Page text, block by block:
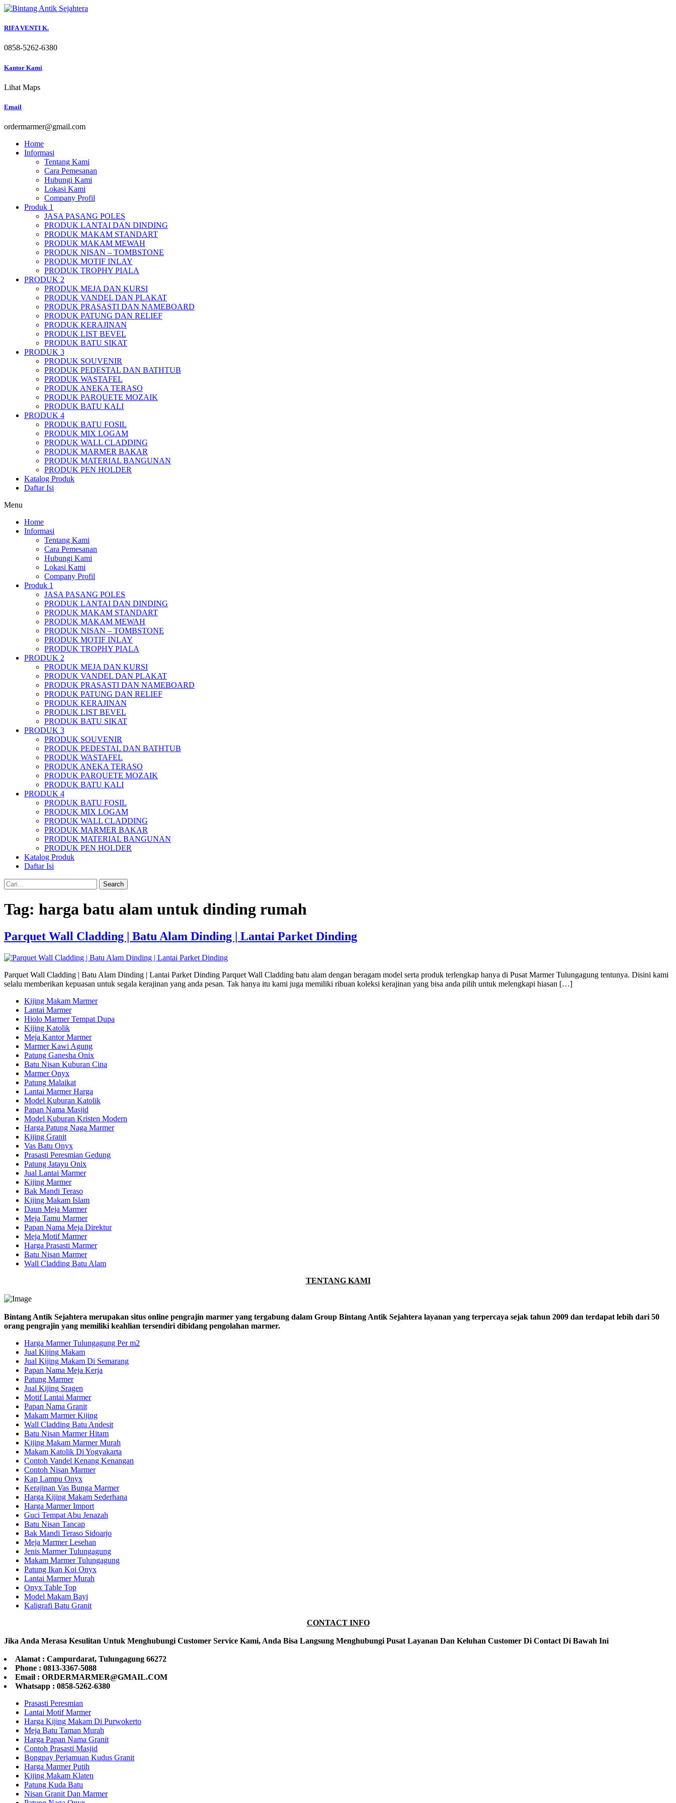
Skip
content
RIFA VENTI K.
0858-5262-6380
Kantor Kami
Lihat Maps
Email
ordermarmer@gmail.com
Home
Informasi
Tentang Kami
Cara Pemesanan
Hubungi Kami
Lokasi Kami
Company Profil
Produk 1
JASA PASANG POLES
PRODUK LANTAI DAN DINDING
PRODUK MAKAM STANDART
PRODUK MAKAM MEWAH
PRODUK NISAN – TOMBSTONE
PRODUK MOTIF INLAY
PRODUK TROPHY PIALA
PRODUK 2
PRODUK MEJA DAN KURSI
PRODUK VANDEL DAN PLAKAT
PRODUK PRASASTI DAN NAMEBOARD
PRODUK PATUNG DAN RELIEF
PRODUK KERAJINAN
PRODUK LIST BEVEL
PRODUK BATU SIKAT
PRODUK 3
PRODUK SOUVENIR
PRODUK PEDESTAL DAN BATHTUB
PRODUK WASTAFEL
PRODUK ANEKA TERASO
PRODUK PARQUETE MOZAIK
PRODUK BATU KALI
PRODUK 4
PRODUK BATU FOSIL
PRODUK MIX LOGAM
PRODUK WALL CLADDING
PRODUK MARMER BAKAR
PRODUK MATERIAL BANGUNAN
PRODUK PEN HOLDER
Katalog Produk
Daftar Isi
Menu
Home
Informasi
Tentang Kami
Cara Pemesanan
Hubungi Kami
Lokasi Kami
Company Profil
Produk 1
JASA PASANG POLES
PRODUK LANTAI DAN DINDING
PRODUK MAKAM STANDART
PRODUK MAKAM MEWAH
PRODUK NISAN – TOMBSTONE
PRODUK MOTIF INLAY
PRODUK TROPHY PIALA
PRODUK 2
PRODUK MEJA DAN KURSI
PRODUK VANDEL DAN PLAKAT
PRODUK PRASASTI DAN NAMEBOARD
PRODUK PATUNG DAN RELIEF
PRODUK KERAJINAN
PRODUK LIST BEVEL
PRODUK BATU SIKAT
PRODUK 3
PRODUK SOUVENIR
PRODUK PEDESTAL DAN BATHTUB
PRODUK WASTAFEL
PRODUK ANEKA TERASO
PRODUK PARQUETE MOZAIK
PRODUK BATU KALI
PRODUK 4
PRODUK BATU FOSIL
PRODUK MIX LOGAM
PRODUK WALL CLADDING
PRODUK MARMER BAKAR
PRODUK MATERIAL BANGUNAN
PRODUK PEN HOLDER
Katalog Produk
Daftar Isi
Search
Tag: harga batu alam untuk dinding rumah
Parquet Wall Cladding | Batu Alam Dinding | Lantai Parket Dinding
Parquet Wall Cladding | Batu Alam Dinding | Lantai Parket Dinding Parquet Wall Cladding batu alam dengan beragam model serta produk terlengkap hanya di Pusat Marmer Tulungagung tentunya. Disini kami
selalu memberikan kepuasan untuk segala kerajinan yang anda pesan. Tak hanya itu kami juga memiliki ribuan koleksi kerajinan yang bisa anda pilih untuk melengkapi hiasan […]
Kijing Makam Marmer
Lantai Marmer
Hiolo Marmer Tempat Dupa
Kijing Katolik
Meja Kantor Marmer
Marmer Kawi Agung
Patung Ganesha Onix
Batu Nisan Kuburan Cina
Marmer Onyx
Patung Malaikat
Lantai Marmer Harga
Model Kuburan Katolik
Papan Nama Masjid
Model Kuburan Kristen Modern
Harga Patung Naga Marmer
Kijing Granit
Vas Batu Onyx
Prasasti Peresmian Gedung
Patung Jatayu Onix
Jual Lantai Marmer
Kijing Marmer
Bak Mandi Teraso
Kijing Makam Islam
Daun Meja Marmer
Meja Tamu Marmer
Papan Nama Meja Direktur
Meja Motif Marmer
Harga Prasasti Marmer
Batu Nisan Marmer
Wall Cladding Batu Alam
TENTANG KAMI
Bintang Antik Sejahtera merupakan situs online pengrajin marmer yang tergabung dalam Group Bintang Antik Sejahtera layanan yang terpercaya sejak tahun 2009 dan terdapat lebih dari 50
orang pengrajin yang memiliki keahlian tersendiri dibidang pengolahan marmer.
Harga Marmer Tulungagung Per m2
Jual Kijing Makam
Jual Kijing Makam Di Semarang
Papan Nama Meja Kerja
Patung Marmer
Jual Kijing Sragen
Motif Lantai Marmer
Papan Nama Granit
Makam Marmer Kijing
Wall Cladding Batu Andesit
Batu Nisan Marmer Hitam
Kijing Makam Marmer Murah
Makam Katolik Di Yogyakarta
Contoh Vandel Kenang Kenangan
Contoh Nisan Marmer
Kap Lampu Onyx
Kerajinan Vas Bunga Marmer
Harga Kijing Makam Sederhana
Harga Marmer Import
Guci Tempat Abu Jenazah
Batu Nisan Tancap
Bak Mandi Teraso Sidoarjo
Meja Marmer Lesehan
Jenis Marmer Tulungagung
Makam Marmer Tulungagung
Patung Ikan Koi Onyx
Lantai Marmer Murah
Onyx Table Top
Model Makam Bayi
Kaligrafi Batu Granit
CONTACT INFO
Jika Anda Merasa Kesulitan Untuk Menghubungi Customer Service Kami, Anda Bisa Langsung Menghubungi Pusat Layanan Dan Keluhan Customer Di Contact Di Bawah Ini
Alamat : Campurdarat, Tulungagung 66272
Phone : 0813-3367-5088
Email : ORDERMARMER@GMAIL.COM
Whatsapp : 0858-5262-6380
Prasasti Peresmian
Lantai Motif Marmer
Harga Kijing Makam Di Purwokerto
Meja Batu Taman Murah
Harga Papan Nama Granit
Contoh Prasasti Masjid
Bongpay Perjamuan Kudus Granit
Harga Marmer Putih
Kijing Makam Klaten
Patung Kuda Batu
Nisan Granit Dan Marmer